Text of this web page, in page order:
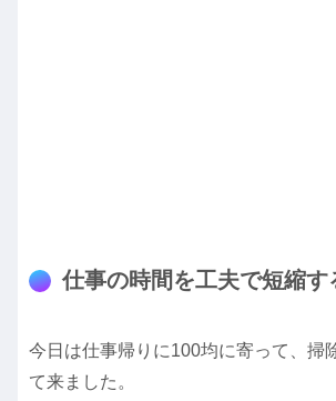
仕事の時間を工夫で短縮す
今日は仕事帰りに100均に寄って、掃
て来ました。